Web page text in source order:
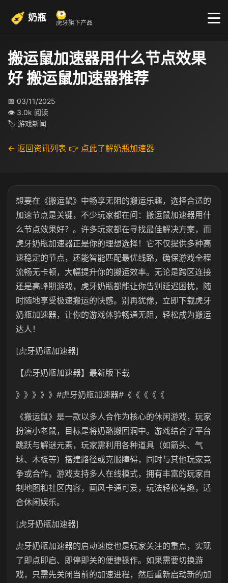
奶瓶 虎牙旗下产品
搬运鼠加速器用什么节点效果
好 搬运鼠加速器推荐
📅 03/11/2025
👁 3.0k 阅读
🏷 游戏新闻
← 返回资讯列表 👉 点此了解奶瓶加速器
想要在《搬运鼠》中畅享无阻的搬运乐趣，选择合适的
加速节点是关键，不少玩家都在问：搬运鼠加速器用什
么节点效果好？。许多玩家都在寻找最佳解决方案，而
虎牙奶瓶加速器正是你的理想选择！它不仅提供多种高
速稳定的节点，还能智能匹配最优线路，确保游戏全程
流畅无卡顿，大幅提升你的搬运效率。无论是跨区连接
还是高峰期游戏，虎牙奶瓶都能让你告别延迟困扰，随
时随地享受极速搬运的快感。别再犹豫，立即下载虎牙
奶瓶加速器，让你的游戏体验畅通无阻，轻松成为搬运
达人！
[虎牙奶瓶加速器]
【虎牙奶瓶加速器】最新版下载
》》》》》#虎牙奶瓶加速器#《《《《《
《搬运鼠》是一款以多人合作为核心的休闲游戏，玩家
扮演小老鼠，目标是将奶酪搬回洞中。游戏结合了平台
跳跃与解谜元素，玩家需利用各种道具（如箭头、气
球、木板等）搭建路径或克服障碍，同时与其他玩家竞
争或合作。游戏支持多人在线模式，拥有丰富的玩家自
制地图和社区内容，画风卡通可爱，玩法轻松有趣，适
合休闲娱乐。
[虎牙奶瓶加速器]
虎牙奶瓶加速器的启动速度也是玩家关注的重点，实现
了即点即启、即停即关的便捷操作。如果需要切换游
戏，只需先关闭当前的加速进程，然后重新启动新的加